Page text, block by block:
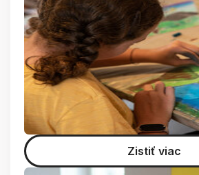
Zistiť viac